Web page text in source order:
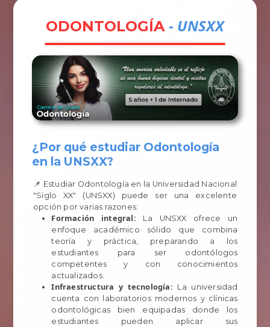
ODONTOLOGÍA - UNSXX
¿Por qué estudiar Odontología
en la UNSXX?
📌 Estudiar Odontología en la Universidad Nacional
"Siglo XX" (UNSXX) puede ser una excelente
opción por varias razones:
Formación integral: La UNSXX ofrece un
enfoque académico sólido que combina
teoría y práctica, preparando a los
estudiantes para ser odontólogos
competentes y con conocimientos
actualizados.
Infraestructura y tecnología: La universidad
cuenta con laboratorios modernos y clínicas
odontológicas bien equipadas donde los
estudiantes pueden aplicar sus